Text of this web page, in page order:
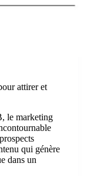
attirer et
le marketing
qui génère
dans un